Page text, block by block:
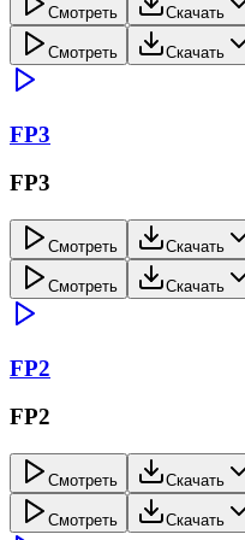
Смотреть Скачать
Смотреть Скачать
FP3
FP3
Смотреть Скачать
Смотреть Скачать
FP2
FP2
Смотреть Скачать
Смотреть Скачать